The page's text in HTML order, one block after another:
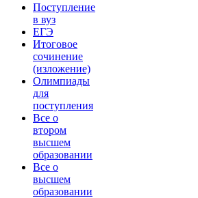
Поступление
в вуз
ЕГЭ
Итоговое
сочинение
(изложение)
Олимпиады
для
поступления
Все о
втором
высшем
образовании
Все о
высшем
образовании